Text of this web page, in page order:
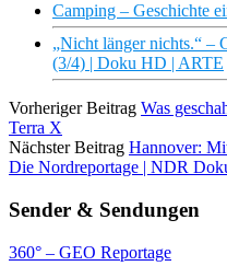
Camping – Geschichte
„Nicht länger nichts.“ –
(3/4) | Doku HD | ARTE
Vorheriger Beitrag Was
Terra X
Nächster Beitrag Hannover:
Die Nordreportage | NDR
Sender & Sendungen
360° – GEO Reportage